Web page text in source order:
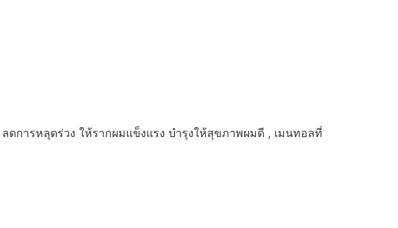
ดการหลุดร่วง ให้รากผมแข็งแรง บำรุงให้สุขภาพผมดี , เมนทอลที่